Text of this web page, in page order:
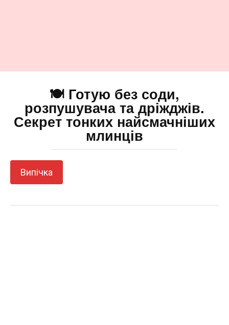
🍽️ Готую без соди,
розпушувача та дріжджів.
Секрет тонких найсмачніших
млинців
Випічка